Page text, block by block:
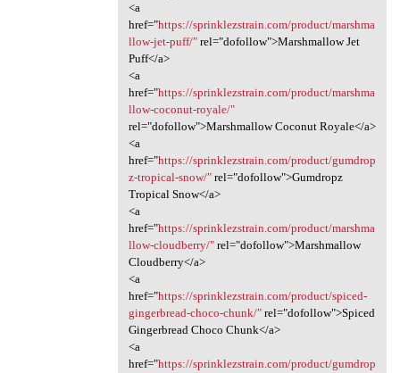
<a
href="https://sprinklezstrain.com/product/marshma
llow-jet-puff/"rel="dofollow">Marshmallow Jet
Puff</a>
<a
href="https://sprinklezstrain.com/product/marshma
llow-coconut-royale/"
rel="dofollow">Marshmallow Coconut Royale</a>
<a
href="https://sprinklezstrain.com/product/gumdrop
z-tropical-snow/"rel="dofollow">Gumdropz
Tropical Snow</a>
<a
href="https://sprinklezstrain.com/product/marshma
llow-cloudberry/"rel="dofollow">Marshmallow
Cloudberry</a>
<a
href="https://sprinklezstrain.com/product/spiced-
gingerbread-choco-chunk/"rel="dofollow">Spiced
Gingerbread Choco Chunk</a>
<a
href="https://sprinklezstrain.com/product/gumdrop